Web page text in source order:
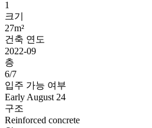
1
크기
27m²
건축 연도
2022-09
층
6/7
입주 가능 여부
Early August 24
구조
Reinforced concrete